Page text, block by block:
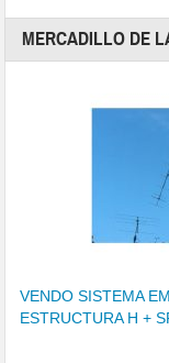
MERCADILLO DE
VENDO SISTEMA
ESTRUCTURA H +